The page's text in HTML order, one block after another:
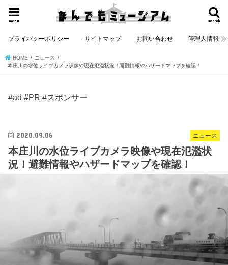
search
menu
プライバシーポリシー サイトマップ お問い合わせ 管理人情報
HOME
ニュース
本庄川の水位ライブカメラ映像や現在氾濫状況！避難情報やハザードマップを確認！
#ad #PR #スポンサー
ニュース
2020.09.06
本庄川の水位ライブカメラ映像や現在氾濫状
況！避難情報やハザードマップを確認！